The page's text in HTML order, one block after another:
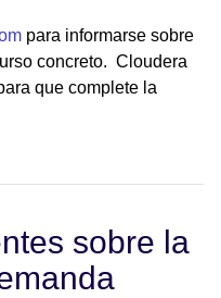
para informarse sobre
concreto. Cloudera
que complete la
sobre la